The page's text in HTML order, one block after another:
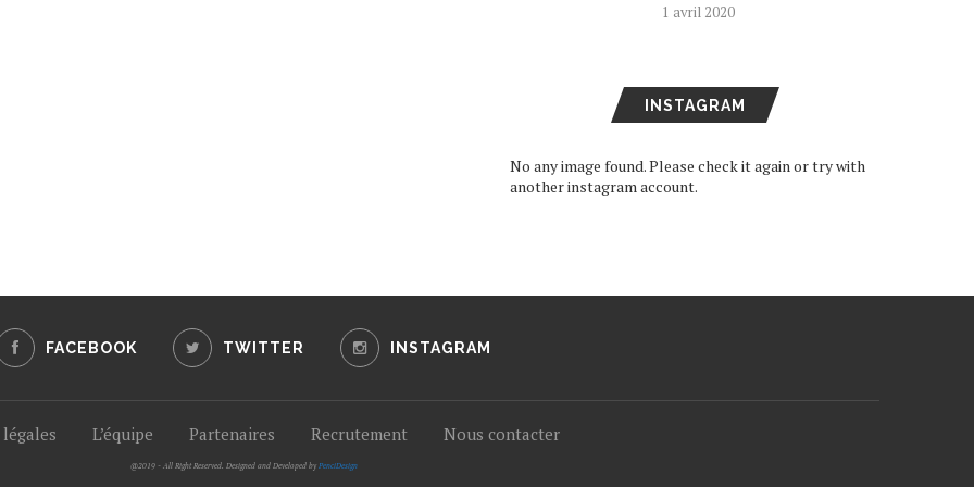
1 avril 2020
INSTAGRAM
No any image found. Please check it again or try with
another instagram account.
FACEBOOK TWITTER INSTAGRAM
L’équipe Partenaires Recrutement Nous contacter
@2019 - All Right Reserved. Designed and Developed by PenciDesign